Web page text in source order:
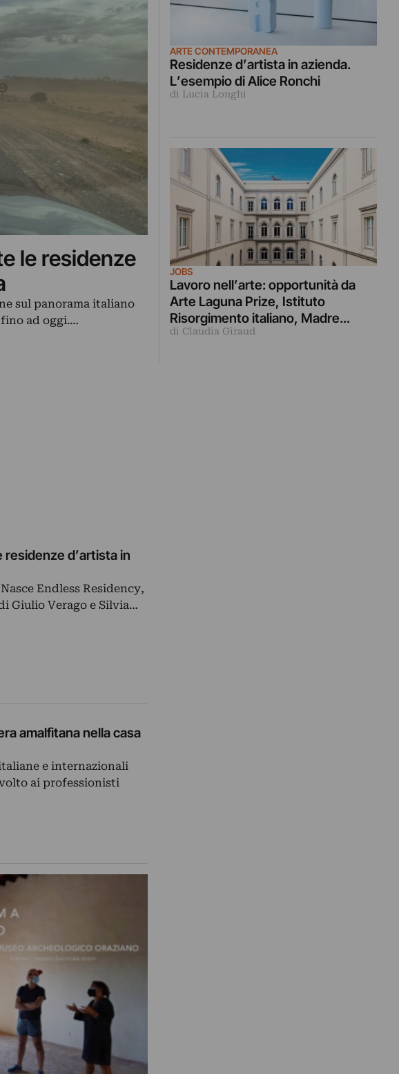
le residenze
sul panorama italiano
ad oggi.…
ARTE CONTEMPORANEA
Residenze d’artista in azienda.
L’esempio di Alice Ronchi
di Lucia Longhi
JOBS
Lavoro nell’arte: opportunità da
Arte Laguna Prize, Istituto
Risorgimento italiano, Madre
Napoli
di Claudia Giraud
d’artista in
Endless Residency,
Giulio Verago e Silvia…
amalfitana nella casa
e internazionali
ai professionisti